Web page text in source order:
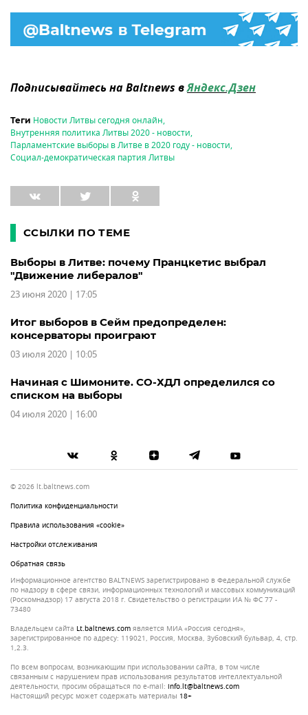
Подписывайтесь на Baltnews вЯндекс.Дзен
Теги Новости Литвы сегодня онлайн,
Внутренняя политика Литвы 2020 - новости,
Парламентские выборы в Литве в 2020 году - новости,
Социал-демократическая партия Литвы
ССЫЛКИ ПО ТЕМЕ
Выборы в Литве: почему Пранцкетис выбрал
"Движение либералов"
23 июня 2020 | 17:05
Итог выборов в Сейм предопределен:
консерваторы проиграют
03 июля 2020 | 10:05
Начиная с Шимоните. СО-ХДЛ определился со
списком на выборы
04 июля 2020 | 16:00
© 2026 lt.baltnews.com
Политика конфиденциальности
Правила использования «cookie»
Настройки отслеживания
Обратная связь
Информационное агентство BALTNEWS зарегистрировано в Федеральной службе
по надзору в сфере связи, информационных технологий и массовых коммуникаций
(Роскомнадзор) 17 августа 2018 г. Свидетельство о регистрации ИА № ФС 77 -
73480
Владельцем сайта lt.baltnews.com является МИА «Россия сегодня»,
зарегистрированное по адресу: 119021, Россия, Москва, Зубовский бульвар, 4, стр.
1,2.3.
По всем вопросам, возникающим при использовании сайта, в том числе
связанным с нарушением прав использования результатов интеллектуальной
деятельности, просим обращаться по e-mail: info.lt@baltnews.com
Настоящий ресурс может содержать материалы 18+